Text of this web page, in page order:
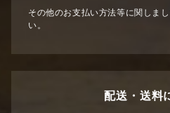
その他のお支払い方法等に関しま
い。
配送・送料